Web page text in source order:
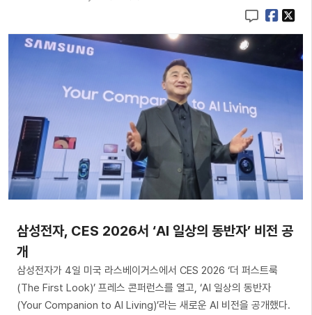
삼성전자, CES 2026서 ‘AI 일상의 동반자’ 비전 공
개
삼성전자가 4일 미국 라스베이거스에서 CES 2026 ‘더 퍼스트룩
(The First Look)’ 프레스 콘퍼런스를 열고, ‘AI 일상의 동반자
(Your Companion to AI Living)’라는 새로운 AI 비전을 공개했다.